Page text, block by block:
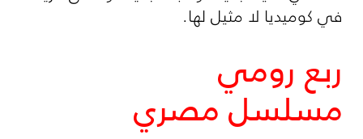
في كوميديا لا مثيل لها.
ربع رومي
مسلسل مصري